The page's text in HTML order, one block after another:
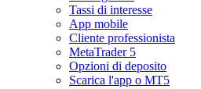
Tassi di interesse
App mobile
Cliente professionista
MetaTrader 5
Opzioni di deposito
Scarica l'app o MT5